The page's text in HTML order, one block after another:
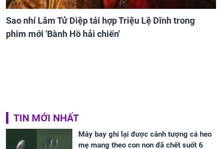
Sao nhí Lâm Tử Diệp tái hợp Triệu Lệ Dĩnh trong
phim mới 'Bành Hồ hải chiến'
TIN MỚI NHẤT
Máy bay ghi lại được cảnh tượng cá heo
mẹ mang theo con non đã chết suốt 6